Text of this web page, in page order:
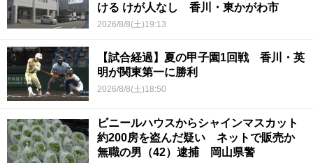
ける けが人なし 香川・東かがわ市
2026/8/8(土)19:13
【試合経過】夏の甲子園1回戦 香川・英
明が関東第一に勝利
2026/8/8(土)18:50
ビニールハウスからシャインマスカット
約200房を盗んだ疑い ネットで販売か
無職の男（42）逮捕 岡山県警